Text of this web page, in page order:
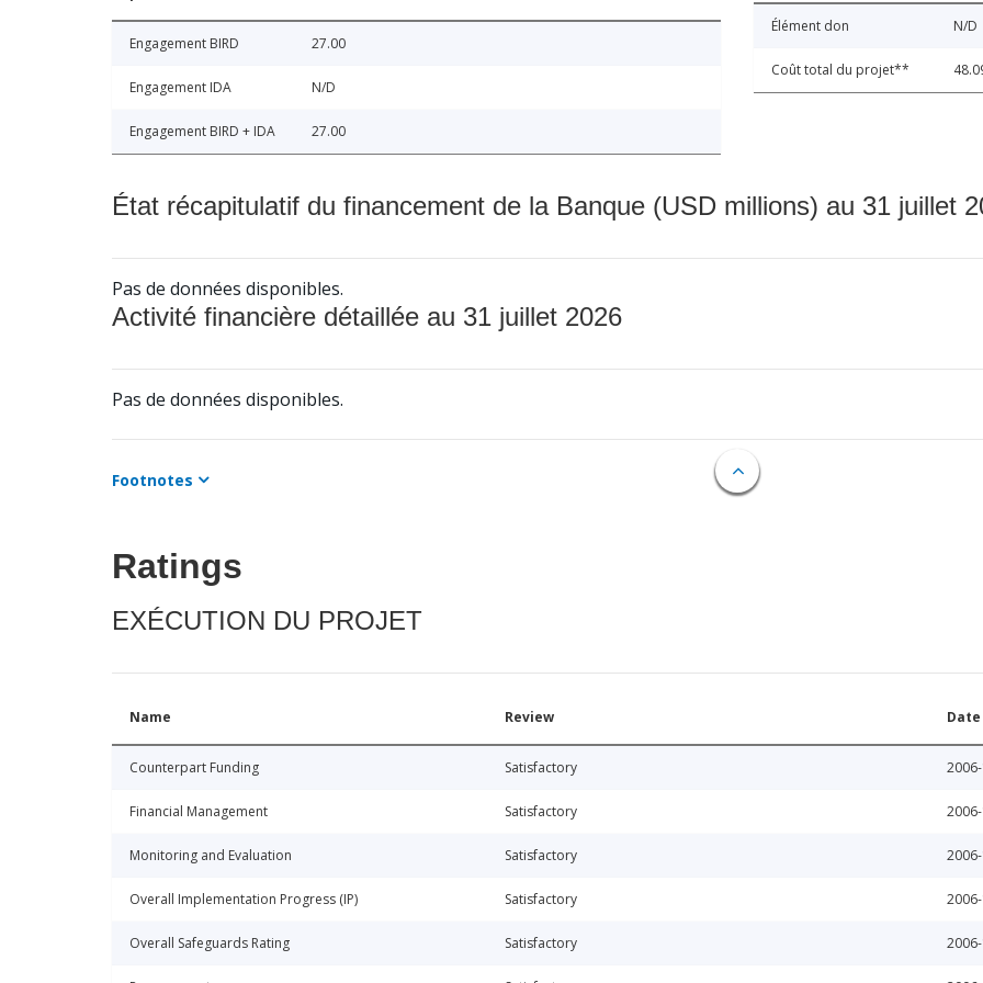
Engagement BIRD 27.00
Engagement IDA N/D
Engagement BIRD + IDA 27.00
Élément don N/D
Coût total du projet**
État récapitulatif du financement de la Banque (USD millions) au 31 juillet
Pas de données disponibles.
Activité financière détaillée au 31 juillet 2026
Pas de données disponibles.
Footnotes
Ratings
EXÉCUTION DU PROJET
Name Review Date
Counterpart Funding Satisfactory
Financial Management Satisfactory
Monitoring and Evaluation Satisfactory
Overall Implementation Progress (IP) Satisfactory
Overall Safeguards Rating Satisfactory